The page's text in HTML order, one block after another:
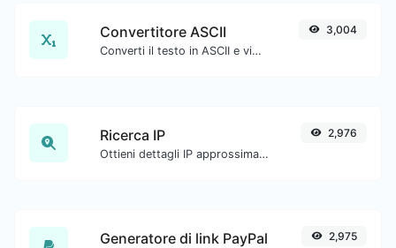
Convertitore ASCII
Converti il testo in ASCII e viceversa per qualsiasi input di stringa.
3,004
Ricerca IP
Ottieni dettagli IP approssimativi.
2,976
Generatore di link PayPal 2,975